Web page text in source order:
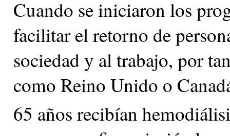
Cuando se iniciaron los
facilitar el retorno de
sociedad y al trabajo, por
como Reino Unido o
65 años recibían